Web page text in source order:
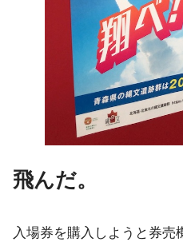
飛んだ。
入場券を購入しようと券売